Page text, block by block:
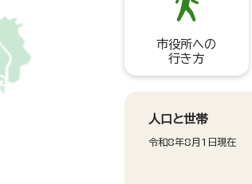
市役所への
行き方
人口と世帯
令和8年8月1日現在